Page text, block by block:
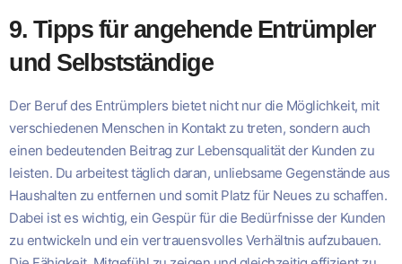
9. Tipps für angehende Entrümpler
und Selbstständige
Der Beruf des Entrümplers bietet nicht nur die Möglichkeit, mit
verschiedenen Menschen in Kontakt zu treten, sondern auch
einen bedeutenden Beitrag zur Lebensqualität der Kunden zu
leisten. Du arbeitest täglich daran, unliebsame Gegenstände aus
Haushalten zu entfernen und somit Platz für Neues zu schaffen.
Dabei ist es wichtig, ein Gespür für die Bedürfnisse der Kunden
zu entwickeln und ein vertrauensvolles Verhältnis aufzubauen.